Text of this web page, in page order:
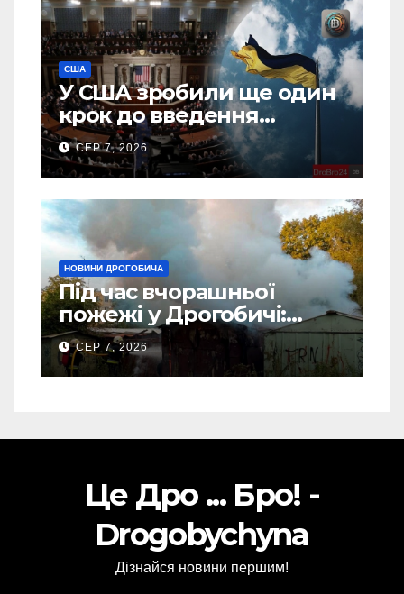
США
У США зробили ще один
крок до введення
“пекельних санкцій”
проти Росії
СЕР 7, 2026
НОВИНИ ДРОГОБИЧА
Під час вчорашньої
пожежі у Дрогобичі:
“врятовано” 4 гаражі
(Відео)
СЕР 7, 2026
Це Дро ... Бро! -
Drogobychyna
Дізнайся новини першим!